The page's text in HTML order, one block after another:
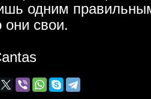
одним
они свои.